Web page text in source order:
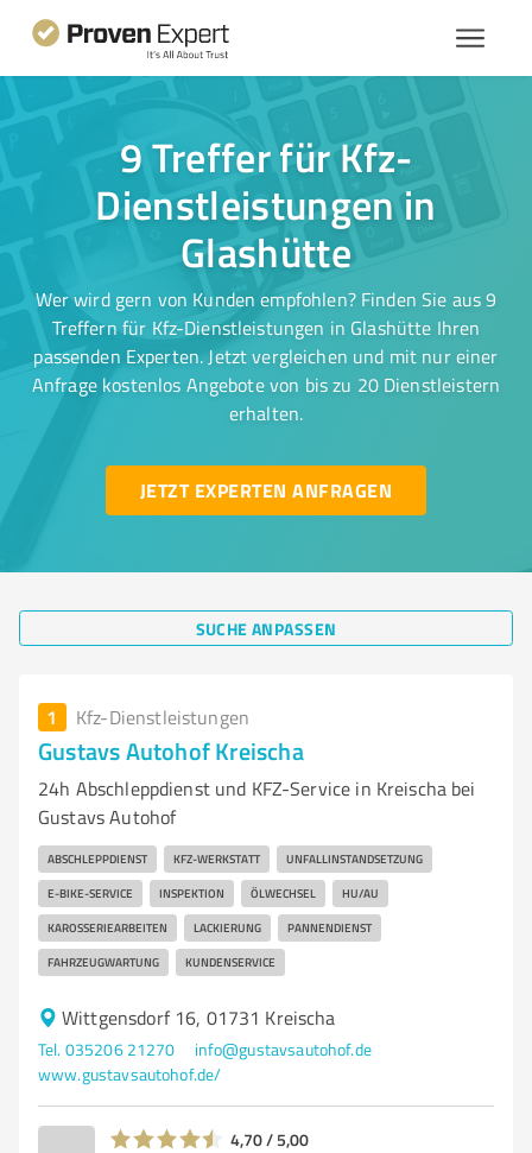
9 Treffer für Kfz-
Dienstleistungen in
Glashütte
Wer wird gern von Kunden empfohlen? Finden Sie aus 9
Treffern für Kfz-Dienstleistungen in Glashütte Ihren
passenden Experten. Jetzt vergleichen und mit nur einer
Anfrage kostenlos Angebote von bis zu 20 Dienstleistern
erhalten.
JETZT EXPERTEN ANFRAGEN
SUCHE ANPASSEN
1 Kfz-Dienstleistungen
Gustavs Autohof Kreischa
24h Abschleppdienst und KFZ-Service in Kreischa bei
Gustavs Autohof
ABSCHLEPPDIENST KFZ-WERKSTATT UNFALLINSTANDSETZUNG
E-BIKE-SERVICE INSPEKTION ÖLWECHSEL HU/AU
KAROSSERIEARBEITEN LACKIERUNG PANNENDIENST
FAHRZEUGWARTUNG KUNDENSERVICE
Wittgensdorf 16, 01731 Kreischa
Tel. 035206 21270
info@gustavsautohof.de
www.gustavsautohof.de/
4,70 / 5,00